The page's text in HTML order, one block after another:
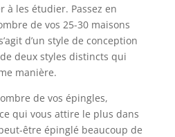
à les étudier. Passez en
de vos 25-30 maisons
d’un style de conception
deux styles distincts qui
manière.
de vos épingles,
qui vous attire le plus dans
être épinglé beaucoup de